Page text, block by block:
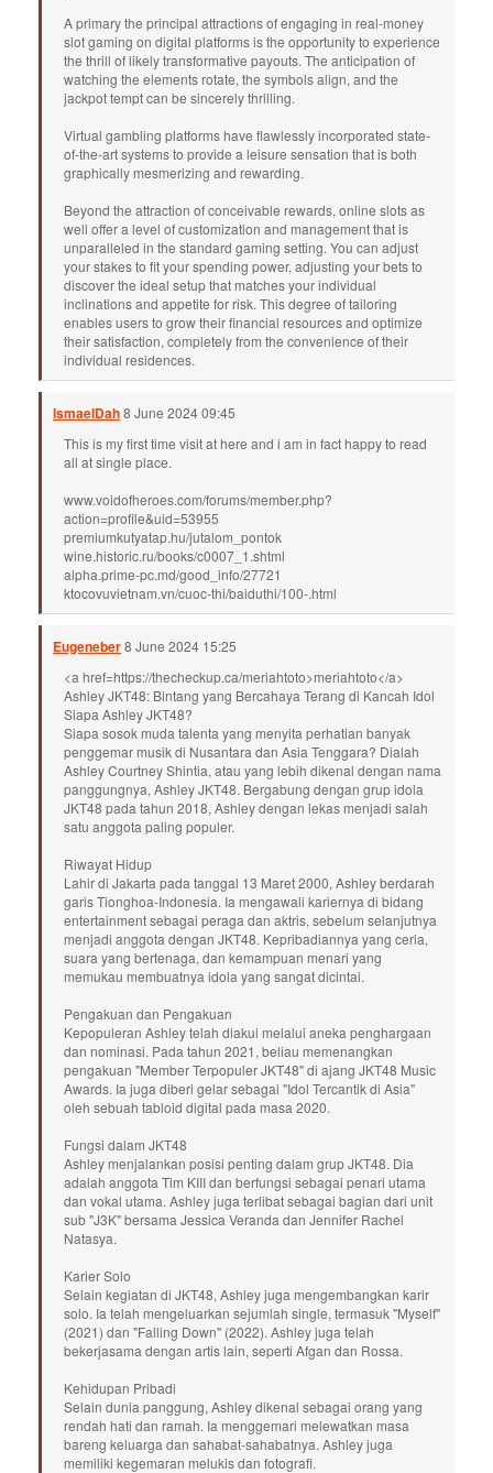
A primary the principal attractions of engaging in real-money
slot gaming on digital platforms is the opportunity to experience
the thrill of likely transformative payouts. The anticipation of
watching the elements rotate, the symbols align, and the
jackpot tempt can be sincerely thrilling.
Virtual gambling platforms have flawlessly incorporated state-
of-the-art systems to provide a leisure sensation that is both
graphically mesmerizing and rewarding.
Beyond the attraction of conceivable rewards, online slots as
well offer a level of customization and management that is
unparalleled in the standard gaming setting. You can adjust
your stakes to fit your spending power, adjusting your bets to
discover the ideal setup that matches your individual
inclinations and appetite for risk. This degree of tailoring
enables users to grow their financial resources and optimize
their satisfaction, completely from the convenience of their
individual residences.
IsmaelDah8 June 2024 09:45
This is my first time visit at here and i am in fact happy to read
all at single place.
www.voidofheroes.com/forums/member.php?
action=profile&uid=53955
premiumkutyatap.hu/jutalom_pontok
wine.historic.ru/books/c0007_1.shtml
alpha.prime-pc.md/good_info/27721
ktocovuvietnam.vn/cuoc-thi/baiduthi/100-.html
Eugeneber8 June 2024 15:25
<a href=https://thecheckup.ca/meriahtoto>meriahtoto</a>
Ashley JKT48: Bintang yang Bercahaya Terang di Kancah Idol
Siapa Ashley JKT48?
Siapa sosok muda talenta yang menyita perhatian banyak
penggemar musik di Nusantara dan Asia Tenggara? Dialah
Ashley Courtney Shintia, atau yang lebih dikenal dengan nama
panggungnya, Ashley JKT48. Bergabung dengan grup idola
JKT48 pada tahun 2018, Ashley dengan lekas menjadi salah
satu anggota paling populer.
Riwayat Hidup
Lahir di Jakarta pada tanggal 13 Maret 2000, Ashley berdarah
garis Tionghoa-Indonesia. Ia mengawali kariernya di bidang
entertainment sebagai peraga dan aktris, sebelum selanjutnya
menjadi anggota dengan JKT48. Kepribadiannya yang ceria,
suara yang bertenaga, dan kemampuan menari yang
memukau membuatnya idola yang sangat dicintai.
Pengakuan dan Pengakuan
Kepopuleran Ashley telah diakui melalui aneka penghargaan
dan nominasi. Pada tahun 2021, beliau memenangkan
pengakuan "Member Terpopuler JKT48" di ajang JKT48 Music
Awards. Ia juga diberi gelar sebagai "Idol Tercantik di Asia"
oleh sebuah tabloid digital pada masa 2020.
Fungsi dalam JKT48
Ashley menjalankan posisi penting dalam grup JKT48. Dia
adalah anggota Tim KIII dan berfungsi sebagai penari utama
dan vokal utama. Ashley juga terlibat sebagai bagian dari unit
sub "J3K" bersama Jessica Veranda dan Jennifer Rachel
Natasya.
Karier Solo
Selain kegiatan di JKT48, Ashley juga mengembangkan karir
solo. Ia telah mengeluarkan sejumlah single, termasuk "Myself"
(2021) dan "Falling Down" (2022). Ashley juga telah
bekerjasama dengan artis lain, seperti Afgan dan Rossa.
Kehidupan Pribadi
Selain dunia panggung, Ashley dikenal sebagai orang yang
rendah hati dan ramah. Ia menggemari melewatkan masa
bareng keluarga dan sahabat-sahabatnya. Ashley juga
memiliki kegemaran melukis dan fotografi.